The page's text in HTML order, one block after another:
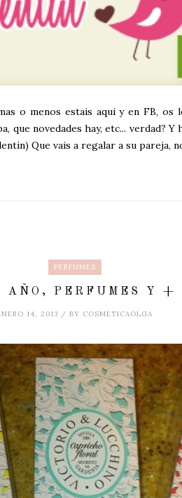
o menos estais aqui y en FB, os
que novedades hay, etc... verdad? Y
Que vais a regalar a su pareja,
PERFUMES
AÑO, PERFUMES Y +
14, 2013 / BY COSMETICAOLGA